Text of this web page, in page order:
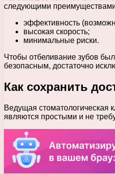
следующими
эффективность
высокая скорость;
минимальные риски.
Чтобы отбеливание зубов
безопасным, достаточно
Как сохранить
Ведущая стоматологическая
являются простыми и не